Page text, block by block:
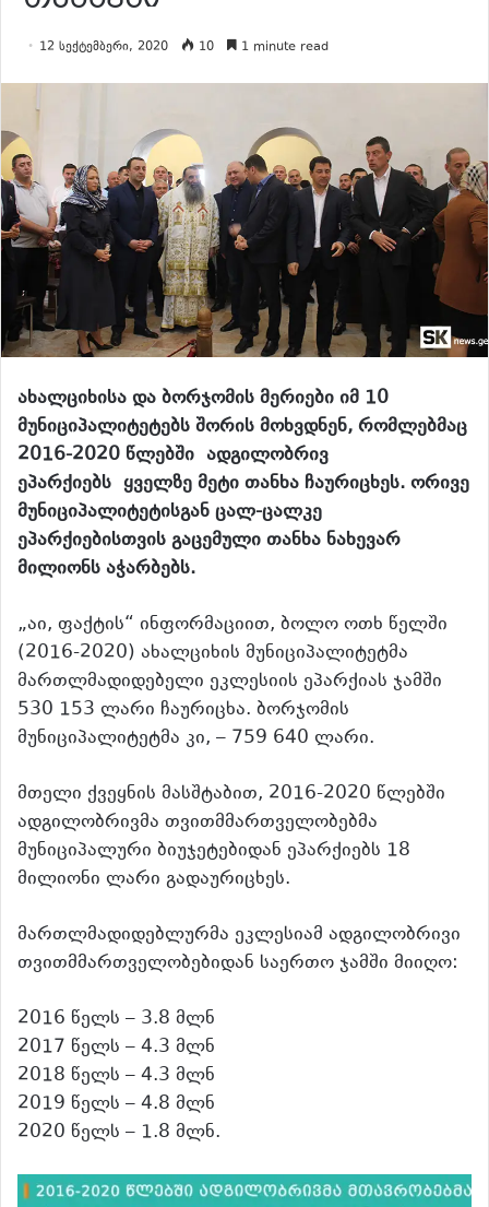
12 სექტემბერი, 2020 10 1 minute read
ახალციხისა და ბორჯომის მერიები იმ 10
მუნიციპალიტეტებს შორის მოხვდნენ, რომლებმაც
2016-2020 წლებში ადგილობრივ
ეპარქიებს ყველზე მეტი თანხა ჩაურიცხეს. ორივე
მუნიციპალიტეტისგან ცალ-ცალკე
ეპარქიებისთვის გაცემული თანხა ნახევარ
მილიონს აჭარბებს.
„აი, ფაქტის“ ინფორმაციით, ბოლო ოთხ წელში
(2016-2020) ახალციხის მუნიციპალიტეტმა
მართლმადიდებელი ეკლესიის ეპარქიას ჯამში
530 153 ლარი ჩაურიცხა. ბორჯომის
მუნიციპალიტეტმა კი, – 759 640 ლარი.
მთელი ქვეყნის მასშტაბით, 2016-2020 წლებში
ადგილობრივმა თვითმმართველობებმა
მუნიციპალური ბიუჯეტებიდან ეპარქიებს 18
მილიონი ლარი გადაურიცხეს.
მართლმადიდებლურმა ეკლესიამ ადგილობრივი
თვითმმართველობებიდან საერთო ჯამში მიიღო:
2016 წელს – 3.8 მლნ
2017 წელს – 4.3 მლნ
2018 წელს – 4.3 მლნ
2019 წელს – 4.8 მლნ
2020 წელს – 1.8 მლნ.